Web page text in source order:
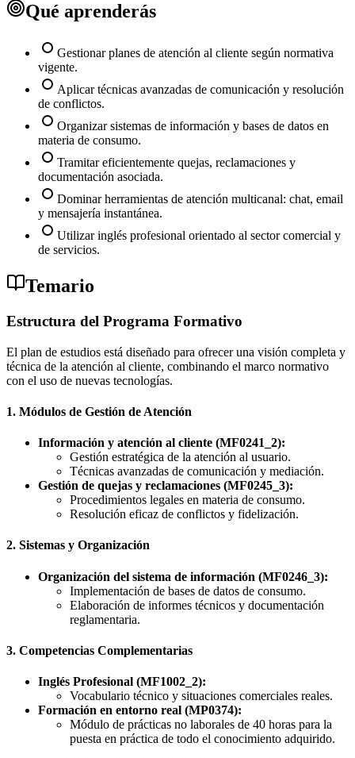
Qué aprenderás
Gestionar planes de atención al cliente según normativa
vigente.
Aplicar técnicas avanzadas de comunicación y resolución
de conflictos.
Organizar sistemas de información y bases de datos en
materia de consumo.
Tramitar eficientemente quejas, reclamaciones y
documentación asociada.
Dominar herramientas de atención multicanal: chat, email
y mensajería instantánea.
Utilizar inglés profesional orientado al sector comercial y
de servicios.
Temario
Estructura del Programa Formativo
El plan de estudios está diseñado para ofrecer una visión completa y
técnica de la atención al cliente, combinando el marco normativo
con el uso de nuevas tecnologías.
1. Módulos de Gestión de Atención
Información y atención al cliente (MF0241_2):
Gestión estratégica de la atención al usuario.
Técnicas avanzadas de comunicación y mediación.
Gestión de quejas y reclamaciones (MF0245_3):
Procedimientos legales en materia de consumo.
Resolución eficaz de conflictos y fidelización.
2. Sistemas y Organización
Organización del sistema de información (MF0246_3):
Implementación de bases de datos de consumo.
Elaboración de informes técnicos y documentación
reglamentaria.
3. Competencias Complementarias
Inglés Profesional (MF1002_2):
Vocabulario técnico y situaciones comerciales reales.
Formación en entorno real (MP0374):
Módulo de prácticas no laborales de 40 horas para la
puesta en práctica de todo el conocimiento adquirido.